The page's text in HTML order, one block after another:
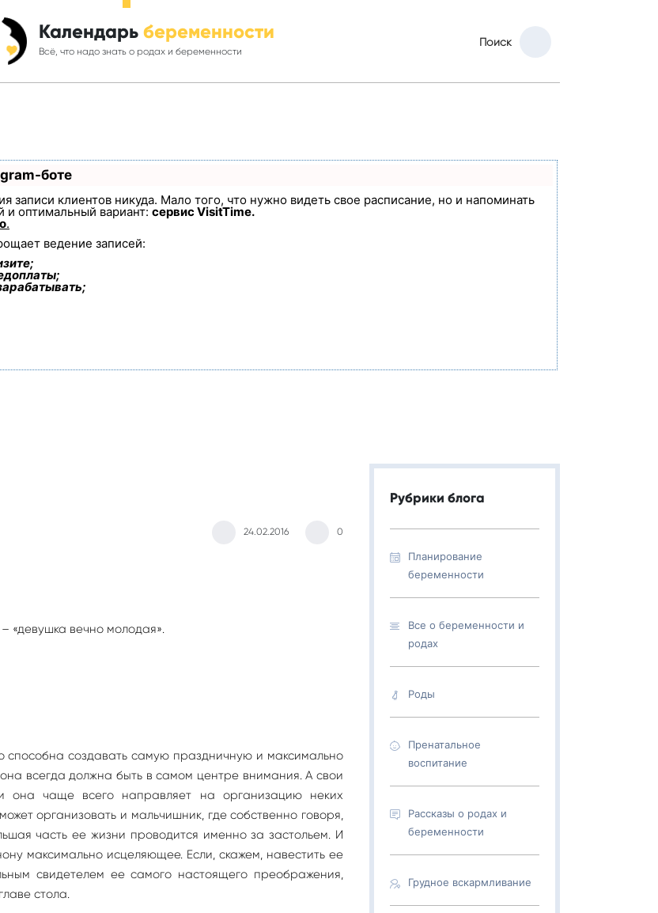
Календарь беременности
Всё, что надо знать о родах и беременности
Поиск
боте
записи клиентов никуда. Мало того, что нужно видеть свое расписание, но и напоминать
оптимальный вариант: сервис VisitTime.
.
ведение записей:
24.02.2016 0
«девушка вечно молодая».
способна создавать самую праздничную и максимально
всегда должна быть в самом центре внимания. А свои
она чаще всего направляет на организацию неких
организовать и мальчишник, где собственно говоря,
часть ее жизни проводится именно за застольем. И
максимально исцеляющее. Если, скажем, навестить ее
свидетелем ее самого настоящего преображения,
стола.
Рубрики блога
Планирование
беременности
Все о беременности и
родах
Роды
Пренатальное
воспитание
Рассказы о родах и
беременности
Грудное вскармливание